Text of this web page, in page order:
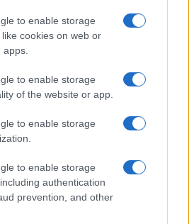
to enable storage
cookies on web or
to enable storage
of the website or app.
to enable storage
to enable storage
authentication
prevention, and other
cripto: fees, cashback y seguridad